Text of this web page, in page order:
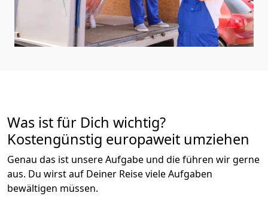
Was ist für Dich wichtig?
Kostengünstig europaweit umziehen
Genau das ist unsere Aufgabe und die führen wir gerne
aus. Du wirst auf Deiner Reise viele Aufgaben
bewältigen müssen.